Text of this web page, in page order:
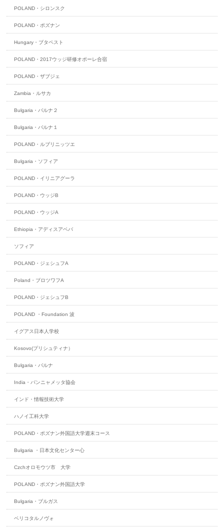
POLAND・シロンスク
POLAND・ポズナン
Hungary・ブタペスト
POLAND・2017ウッジ研修オポーレ合宿
POLAND・ザブジェ
Zambia・ルサカ
Bulgaria・バルナ２
Bulgaria・バルナ１
POLAND・ルブリニッツエ
Bulgaria・ソフィア
POLAND・イリニアグーラ
POLAND・ウッジB
POLAND・ウッジA
Ethiopia・アディスアベバ
ソフィア
POLAND・ジェシュフA
Poland・ブロツワフA
POLAND・ジェシュフB
POLAND ・Foundation 波
イグアス日本人学校
Kosovo(プリシュティナ）
Bulgaria・バルナ
India・パンニャメッタ協会
インド・情報技術大学
ハノイ工科大学
POLAND・ポズナン外国語大学週末コース
Bulgaria ・日本文化センター心
Czchオロモウツ市 大学
POLAND・ポズナン外国語大学
Bulgaria・ブルガス
ベリコタルノヴォ